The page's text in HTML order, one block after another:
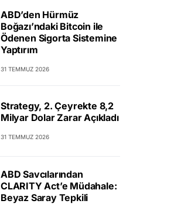
ABD’den Hürmüz
Boğazı’ndaki Bitcoin ile
Ödenen Sigorta Sistemine
Yaptırım
31 TEMMUZ 2026
Strategy, 2. Çeyrekte 8,2
Milyar Dolar Zarar Açıkladı
31 TEMMUZ 2026
ABD Savcılarından
CLARITY Act’e Müdahale:
Beyaz Saray Tepkili